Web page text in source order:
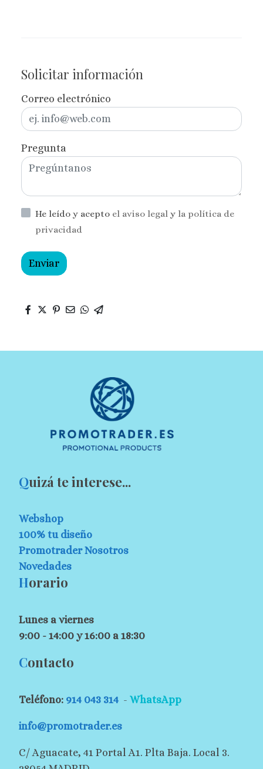
Solicitar información
Correo electrónico
Pregunta
He leído y acepto el aviso legal y la política de
privacidad
Enviar
Quizá te interese...
Webshop
100% tu diseño
Promotrader Nosotros
Novedades
Horario
Lunes a viernes
9:00 - 14:00 y 16:00 a 18:30
Contacto
Teléfono: 914 043 314 - WhatsApp
info@promotrader.es
C/ Aguacate, 41 Portal A1. Plta Baja. Local 3.